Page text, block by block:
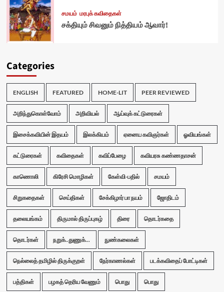
சமயம் மரபுக் கவிதைகள்
சக்தியும் சிவனும் நித்தியம் ஆவார்!
Categories
ENGLISH FEATURED HOME-LIT PEER REVIEWED
அறிந்துகொள்வோம் அறிவியல் ஆய்வுக் கட்டுரைகள்
இசைக்கவியின் இதயம் இலக்கியம் ஏனைய கவிஞர்கள் ஓவியங்கள்
கட்டுரைகள் கவிதைகள் கவிப்பேழை கவியரசு கண்ணதாசன்
காணொலி கிரேசி மொழிகள் கேள்வி-பதில் சமயம்
சிறுகதைகள் செய்திகள் சேக்கிழார் பா நயம் ஜோதிடம்
தலையங்கம் திருமால் திருப்புகழ் திரை தொடர்கதை
தொடர்கள் நறுக்..துணுக்... நுண்கலைகள்
நெல்லைத் தமிழில் திருக்குறள் நேர்காணல்கள் படக்கவிதைப் போட்டிகள்
பத்திகள் பழகத் தெரிய வேணும் பொது பொது